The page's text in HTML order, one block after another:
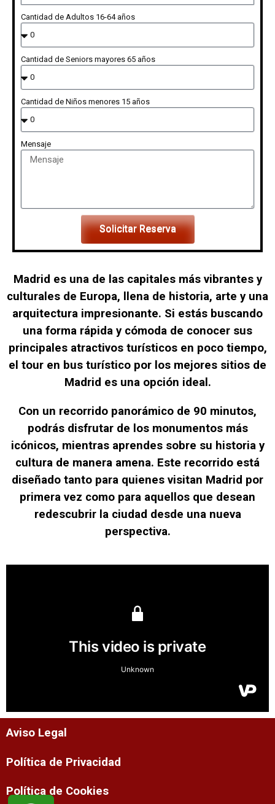
Cantidad de Adultos 16-64 años
Cantidad de Seniors mayores 65 años
Cantidad de Niños menores 15 años
Mensaje
Solicitar Reserva
Madrid es una de las capitales más vibrantes y
culturales de Europa, llena de historia, arte y una
arquitectura impresionante. Si estás buscando
una forma rápida y cómoda de conocer sus
principales atractivos turísticos en poco tiempo,
el tour en bus turístico por los mejores sitios de
Madrid es una opción ideal.
Con un recorrido panorámico de 90 minutos,
podrás disfrutar de los monumentos más
icónicos, mientras aprendes sobre su historia y
cultura de manera amena. Este recorrido está
diseñado tanto para quienes visitan Madrid por
primera vez como para aquellos que desean
redescubrir la ciudad desde una nueva
perspectiva.
Aviso Legal
Política de Privacidad
Política de Cookies